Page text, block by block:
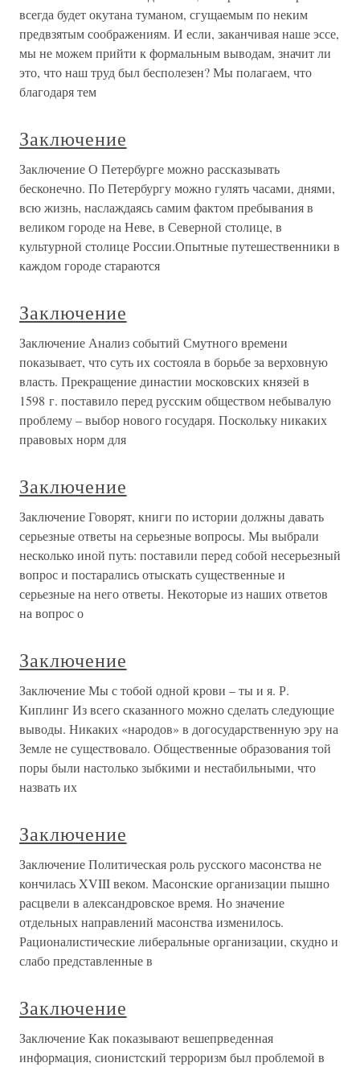
всегда будет окутана туманом, сгущаемым по неким
предвзятым соображениям. И если, заканчивая наше эссе,
мы не можем прийти к формальным выводам, значит ли
это, что наш труд был бесполезен? Мы полагаем, что
благодаря тем
Заключение
Заключение О Петербурге можно рассказывать
бесконечно. По Петербургу можно гулять часами, днями,
всю жизнь, наслаждаясь самим фактом пребывания в
великом городе на Неве, в Северной столице, в
культурной столице России.Опытные путешественники в
каждом городе стараются
Заключение
Заключение Анализ событий Смутного времени
показывает, что суть их состояла в борьбе за верховную
власть. Прекращение династии московских князей в
1598 г. поставило перед русским обществом небывалую
проблему – выбор нового государя. Поскольку никаких
правовых норм для
Заключение
Заключение Говорят, книги по истории должны давать
серьезные ответы на серьезные вопросы. Мы выбрали
несколько иной путь: поставили перед собой несерьезный
вопрос и постарались отыскать существенные и
серьезные на него ответы. Некоторые из наших ответов
на вопрос о
Заключение
Заключение Мы с тобой одной крови – ты и я. Р.
Киплинг Из всего сказанного можно сделать следующие
выводы. Никаких «народов» в догосударственную эру на
Земле не существовало. Общественные образования той
поры были настолько зыбкими и нестабильными, что
назвать их
Заключение
Заключение Политическая роль русского масонства не
кончилась XVIII веком. Масонские организации пышно
расцвели в александровское время. Но значение
отдельных направлений масонства изменилось.
Рационалистические либеральные организации, скудно и
слабо представленные в
Заключение
Заключение Как показывают вешепрведенная
информация, сионистский терроризм был проблемой в